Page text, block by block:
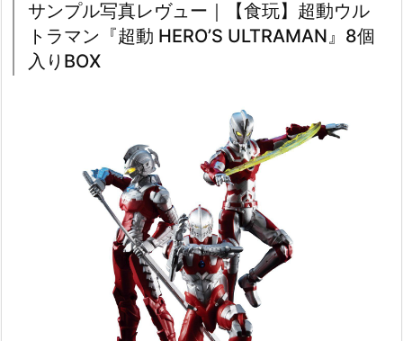
サンプル写真レヴュー｜【食玩】超動ウル
トラマン『超動 HERO’S ULTRAMAN』8個
入りBOX